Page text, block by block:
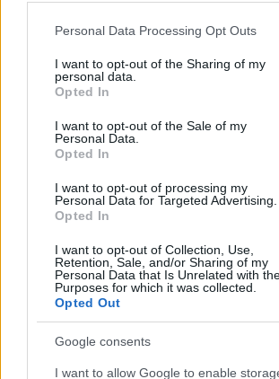
Please note that this website/app uses one
not limited to your visit or usage behaviour.
grant or deny consent to Google and its
use your data for below specified purposes
consent section.
Personal Data Processing Opt Outs
I want to opt-out of the Sharing of my
personal data.
Opted In
I want to opt-out of the Sale of my
Personal Data.
Opted In
I want to opt-out of processing my
Personal Data for Targeted Advertising.
Opted In
I want to opt-out of Collection, Use,
Retention, Sale, and/or Sharing of my
Personal Data that Is Unrelated with
Purposes for which it was collected.
Opted Out
Google consents
I want to allow Google to enable
El calendario de LaLiga 2023/2024: ¡Todo